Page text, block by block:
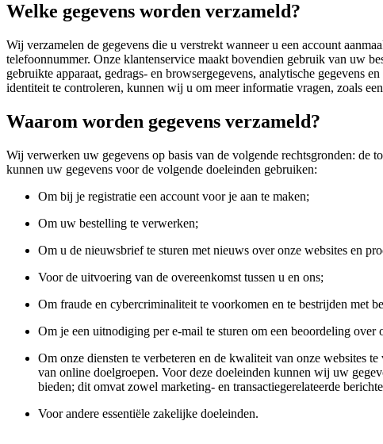
Welke gegevens worden verzameld?
Wij verzamelen de gegevens die u verstrekt wanneer u een account
telefoonnummer. Onze klantenservice maakt bovendien gebruik van uw
gebruikte apparaat, gedrags- en browsergegevens, analytische
identiteit te controleren, kunnen wij u om meer informatie vragen, zoals
Waarom worden gegevens verzameld?
Wij verwerken uw gegevens op basis van de volgende rechtsgronden: de
kunnen uw gegevens voor de volgende doeleinden gebruiken:
Om bij je registratie een account voor je aan te maken;
Om uw bestelling te verwerken;
Om u de nieuwsbrief te sturen met nieuws over onze websites en
Voor de uitvoering van de overeenkomst tussen u en ons;
Om fraude en cybercriminaliteit te voorkomen en te bestrijden met
Om je een uitnodiging per e-mail te sturen om een beoordeling over
Om onze diensten te verbeteren en de kwaliteit van onze websites
van online doelgroepen. Voor deze doeleinden kunnen wij uw
bieden; dit omvat zowel marketing- en transactiegerelateerde
Voor andere essentiële zakelijke doeleinden.